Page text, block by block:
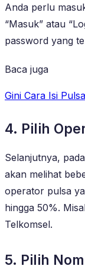
Anda perlu
“Masuk” atau
password yang
Baca juga
Gini Cara Isi
4. Pilih
Selanjutnya,
akan melihat
operator pulsa
hingga 50%.
Telkomsel.
5. Pilih